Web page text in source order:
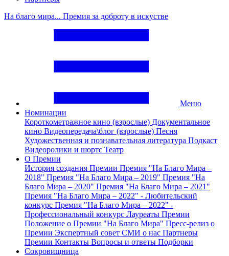
На благо мира... Премия за доброту в искустве
Меню
Номинации
Короткометражное кино (взрослые) Документальное
кино Видеопередача\блог (взрослые) Песня
Художественная и познавательная литература Подкаст
Видеоролики и шортс Театр
О Премии
История создания Премии Премия "На Благо Мира –
2018" Премия "На Благо Мира – 2019" Премия "На
Благо Мира – 2020" Премия "На Благо Мира – 2021"
Премия "На Благо Мира – 2022" - Любительский
конкурс Премия "На Благо Мира – 2022" -
Профессиональный конкурс Лауреаты Премии
Положение о Премии "На Благо Мира" Пресс-релиз о
Премии Экспертный совет СМИ о нас Партнеры
Премии Контакты Вопросы и ответы Подборки
Сокровищница